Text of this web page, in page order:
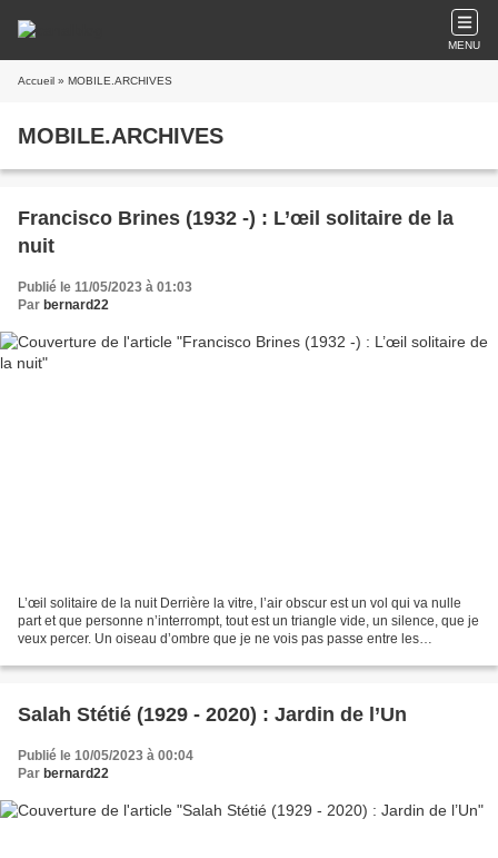
MENU
Accueil » MOBILE.ARCHIVES
MOBILE.ARCHIVES
Francisco Brines (1932 -) : L’œil solitaire de la
nuit
Publié le 11/05/2023 à 01:03
Par bernard22
L’œil solitaire de la nuit Derrière la vitre, l’air obscur est un vol qui va nulle
part et que personne n’interrompt, tout est un triangle vide, un silence, que je
veux percer. Un oiseau d’ombre que je ne vois pas passe entre les
Salah Stétié (1929 - 2020) : Jardin de l’Un
Publié le 10/05/2023 à 00:04
Par bernard22